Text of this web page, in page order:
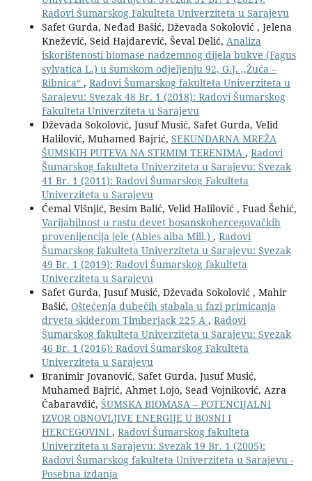
Radovi Šumarskog Fakulteta Univerziteta u Sarajevu
Safet Gurda, Neđad Bašić, Dževada Sokolović , Jelena
Knežević, Seid Hajdarević, Ševal Delić, Analiza
iskorištenosti biomase nadzemnog dijela bukve (Fagus
sylvatica L.) u šumskom odjeljenju 92, G.J. ,,Žuća –
Ribnica“ , Radovi Šumarskog fakulteta Univerziteta u
Sarajevu: Svezak 48 Br. 1 (2018): Radovi Šumarskog
Fakulteta Univerziteta u Sarajevu
Dževada Sokolović, Jusuf Musić, Safet Gurda, Velid
Halilović, Muhamed Bajrić, SEKUNDARNA MREŽA
ŠUMSKIH PUTEVA NA STRMIM TERENIMA , Radovi
Šumarskog fakulteta Univerziteta u Sarajevu: Svezak
41 Br. 1 (2011): Radovi Šumarskog Fakulteta
Univerziteta u Sarajevu
Ćemal Višnjić, Besim Balić, Velid Halilović , Fuad Šehić,
Varijabilnost u rastu devet bosanskohercegovačkih
provenijencija jele (Abies alba Mill.) , Radovi
Šumarskog fakulteta Univerziteta u Sarajevu: Svezak
49 Br. 1 (2019): Radovi Šumarskog fakulteta
Univerziteta u Sarajevu
Safet Gurda, Jusuf Musić, Dževada Sokolović , Mahir
Bašić, Oštećenja dubećih stabala u fazi primicanja
drveta skiderom Timberjack 225 A , Radovi
Šumarskog fakulteta Univerziteta u Sarajevu: Svezak
46 Br. 1 (2016): Radovi Šumarskog Fakulteta
Univerziteta u Sarajevu
Branimir Jovanović, Safet Gurda, Jusuf Musić,
Muhamed Bajrić, Ahmet Lojo, Sead Vojniković, Azra
Čabaravdić, ŠUMSKA BIOMASA – POTENCIJALNI
IZVOR OBNOVLJIVE ENERGIJE U BOSNI I
HERCEGOVINI , Radovi Šumarskog fakulteta
Univerziteta u Sarajevu: Svezak 19 Br. 1 (2005):
Radovi Šumarskog fakulteta Univerziteta u Sarajevu -
Posebna izdanja